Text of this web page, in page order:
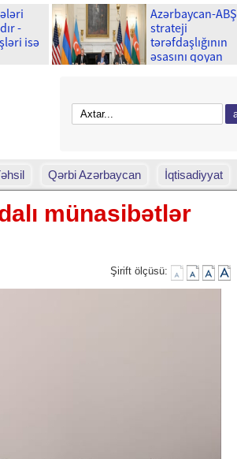
-
isə
Azərbaycan-ABŞ
strateji
tərəfdaşlığının
əsasını qoyan
Qərbi Azərbaycan İqtisadiyyat
münasibətlər
Şirift ölçüsü: